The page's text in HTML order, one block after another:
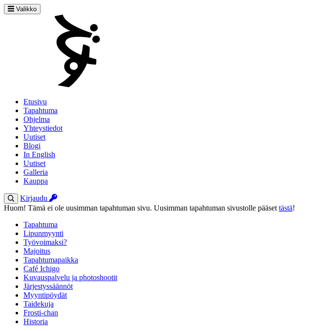
Valikko
Etusivu
Tapahtuma
Ohjelma
Yhteystiedot
Uutiset
Blogi
In English
Uutiset
Galleria
Kauppa
Kirjaudu
Huom! Tämä ei ole uusimman tapahtuman sivu. Uusimman tapahtuman sivustolle pääset tästä!
Tapahtuma
Lipunmyynti
Työvoimaksi?
Majoitus
Tapahtumapaikka
Café Ichigo
Kuvauspalvelu ja photoshootit
Järjestyssäännöt
Myyntipöydät
Taidekuja
Frosti-chan
Historia